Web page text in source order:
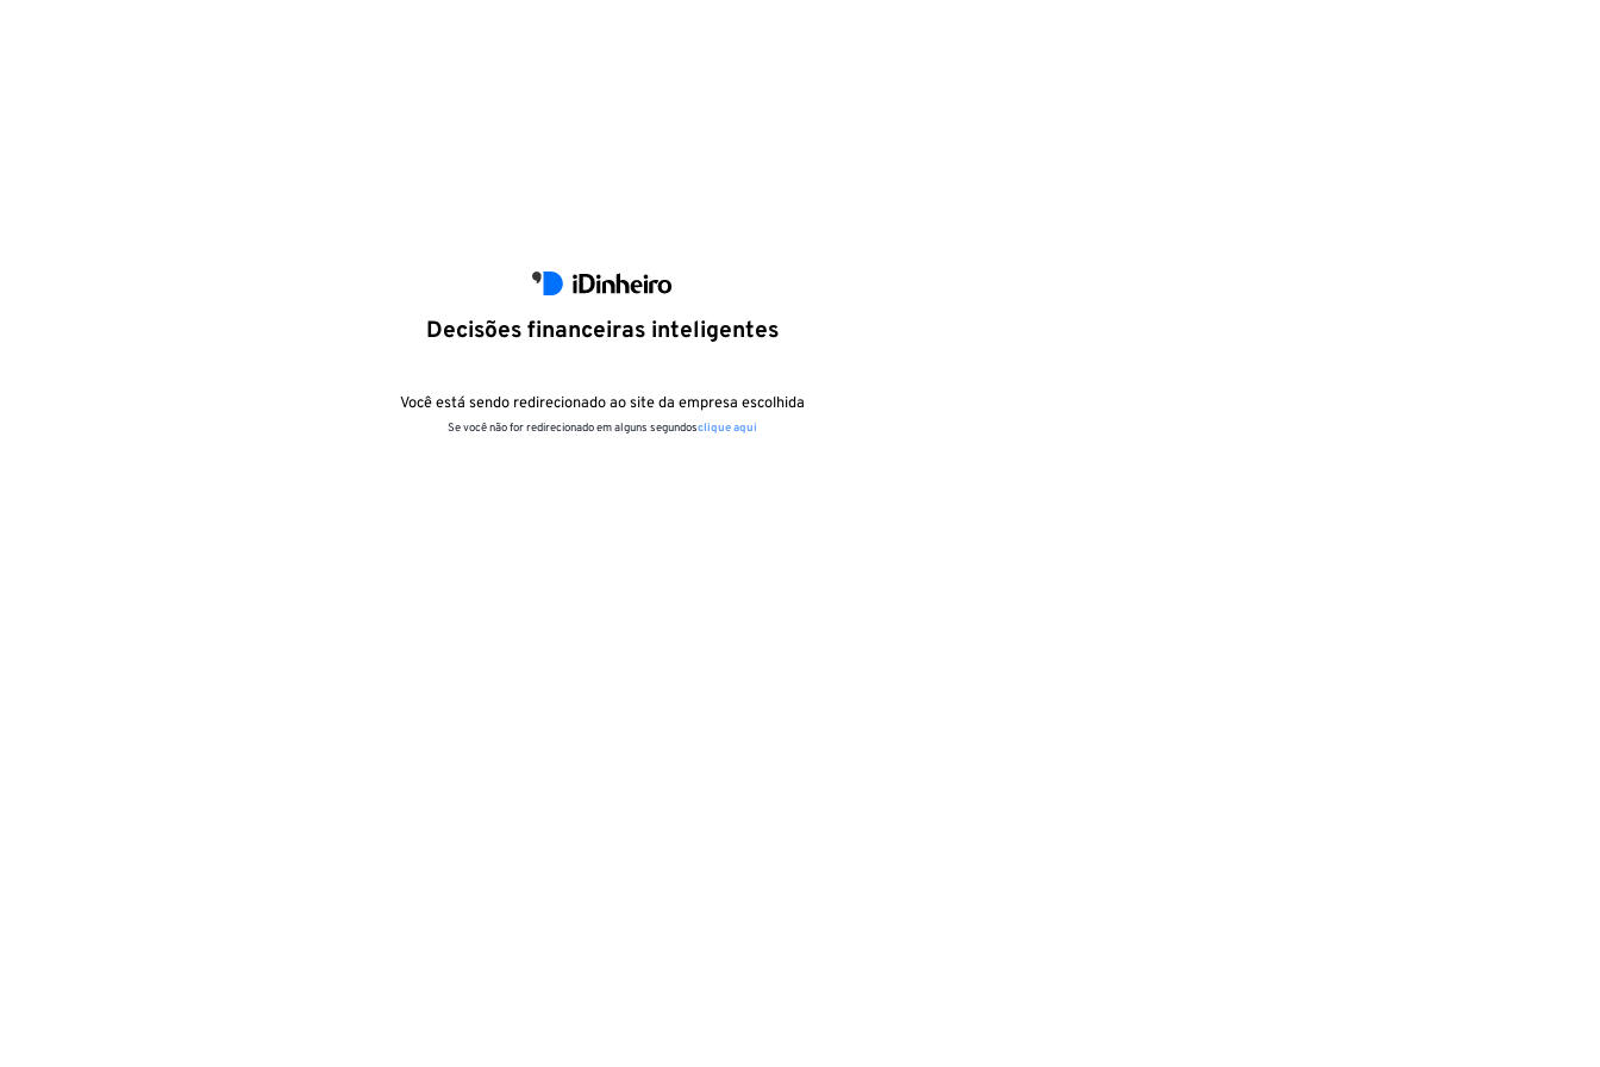
Decisões financeiras inteligentes
Você está sendo redirecionado ao site da empresa escolhida
Se você não for redirecionado em alguns segundosclique aqui